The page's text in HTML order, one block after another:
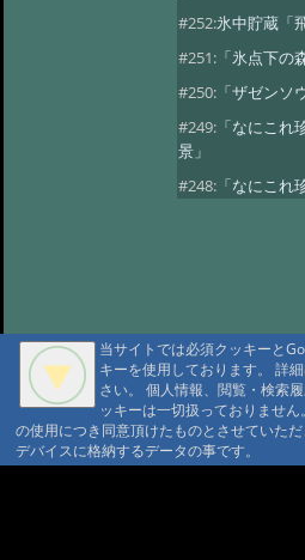
#252:氷中貯蔵「
#251: 「氷点下の
#250: 「ザゼンソ
#249: 「なにこれ
景」
#248: 「なにこれ
#243:「秋神温泉
プラン」
#242: 「氷点下
#241:「氷の魅力」
当サイトでは必須クッキーと
キーを使用しております。 詳
さい。 個人情報、閲覧・検索
ッキーは一切扱っておりませ
の使用につき同意頂けたものとさせていた
デバイスに格納するデータの事です。